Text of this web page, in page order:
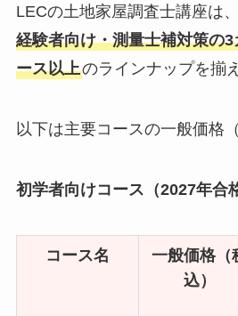
LECの土地家屋調査士講座は、
経験者向け・測量士補対策の
ース以上のラインナップを揃
以下は主要コースの一般価格
初学者向けコース（2027年合
コース名
一般価格（
込）